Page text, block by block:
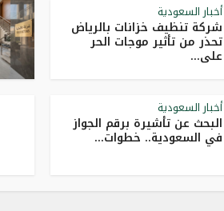
أخبار السعودية
شركة تنظيف خزانات بالرياض
تحذر من تأثير موجات الحر
على...
أخبار السعودية
البحث عن تأشيرة برقم الجواز
في السعودية.. خطوات...